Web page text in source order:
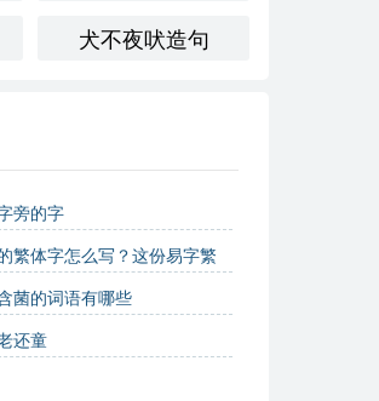
犬不夜吠造句
旁的字
繁体字怎么写？这份易字繁
解，助你正确书写汉字_汉字
学习
菌的词语有哪些
还童